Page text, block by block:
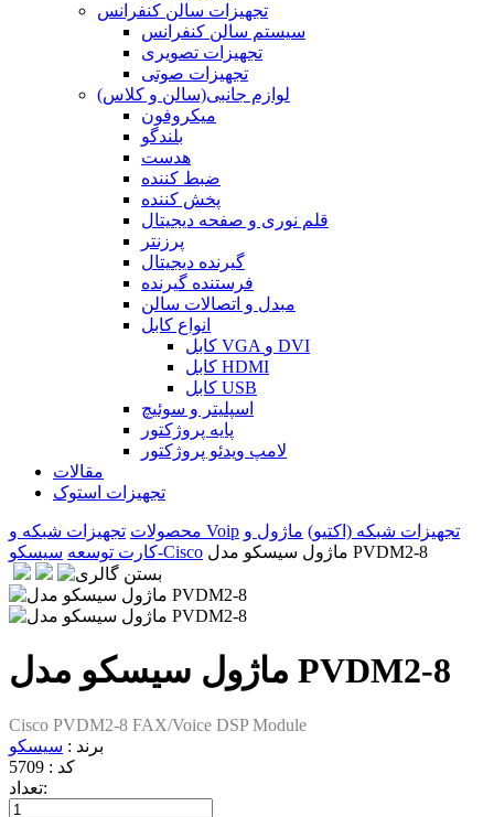
تجهیزات سالن کنفرانس
سیستم سالن کنفرانس
تجهیزات تصویری
تجهیزات صوتی
لوازم جانبی(سالن و کلاس)
میکروفون
بلندگو
هدست
ضبط کننده
پخش کننده
قلم نوری و صفحه دیجیتال
پرزنتر
گیرنده دیجیتال
فرستنده گیرنده
مبدل و اتصالات سالن
انواع کابل
کابل VGA و DVI
کابل HDMI
کابل USB
اسپلیتر و سوئیچ
پایه پروژکتور
لامپ ویدئو پروژکتور
مقالات
تجهیزات استوک
محصولات تجهیزات شبکه و Voip تجهیزات شبکه (اکتیو) ماژول و
کارت توسعهسیسکو-Cisco ماژول سیسکو مدل PVDM2-8
ماژول سیسکو مدل PVDM2-8
Cisco PVDM2-8 FAX/Voice DSP Module
برند : سیسکو
کد : 5709
تعداد: